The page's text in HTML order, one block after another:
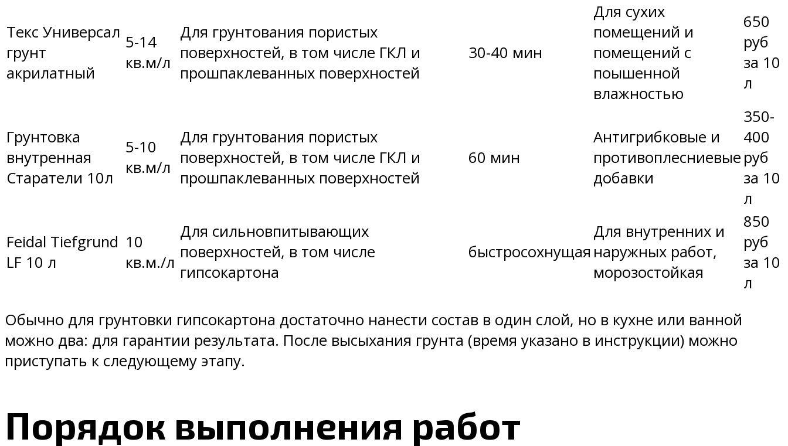
Текс Универсал
грунт
акрилатный
5-14
кв.м/л
Для грунтования пористых
поверхностей, в том числе ГКЛ и
прошпаклеванных поверхностей
30-40 мин
Для сухих
помещений и
помещений с
поышенной
влажностью
650
руб
за 10
л
Грунтовка
внутренная
Старатели 10л
5-10
кв.м/л
Для грунтования пористых
поверхностей, в том числе ГКЛ и
прошпаклеванных поверхностей
60 мин
Антигрибковые и
противоплесниевые
добавки
350-
400
руб
за 10
л
Feidal Tiefgrund
LF 10 л
10
кв.м./л
Для сильновпитывающих
поверхностей, в том числе
гипсокартона
быстросохнущая
Для внутренних и
наружных работ,
морозостойкая
850
руб
за 10
л
Обычно для грунтовки гипсокартона достаточно нанести состав в один слой, но в кухне или ванной
можно два: для гарантии результата. После высыхания грунта (время указано в инструкции) можно
приступать к следующему этапу.
Порядок выполнения работ